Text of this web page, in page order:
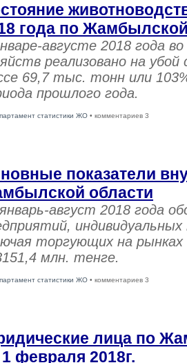
года по
августе 2018 года
реализовано на
69,7 тыс. тонн или
прошлого года.
статистики ЖО • комментариев 3
показатели
области
август 2018 года
торгующих на рынках
млн. тенге.
статистики ЖО • комментариев 3
лица по
февраля 2018г.